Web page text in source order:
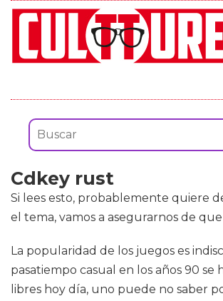
Cdkey rust
Si lees esto, probablemente quiere
el tema, vamos a asegurarnos de
La popularidad de los juegos es
pasatiempo casual en los años 90
libres hoy día, uno puede no saber